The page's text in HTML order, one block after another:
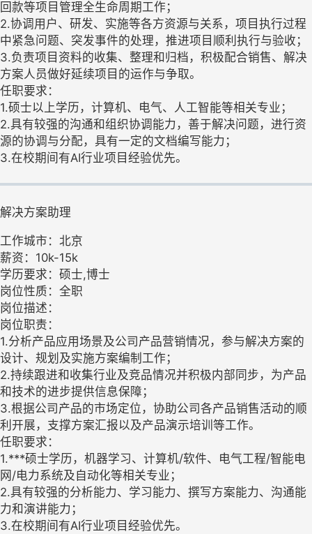
回款等项目管理全生命周期工作；
2.协调用户、研发、实施等各方资源与关系，项目执行过程
中紧急问题、突发事件的处理，推进项目顺利执行与验收；
3.负责项目资料的收集、整理和归档，积极配合销售、解决
方案人员做好延续项目的运作与争取。
任职要求：
1.硕士以上学历，计算机、电气、人工智能等相关专业；
2.具有较强的沟通和组织协调能力，善于解决问题，进行资
源的协调与分配，具有一定的文档编写能力；
3.在校期间有AI行业项目经验优先。
解决方案助理
工作城市：北京
薪资：10k-15k
学历要求：硕士,博士
岗位性质：全职
岗位描述：
岗位职责：
1.分析产品应用场景及公司产品营销情况，参与解决方案的
设计、规划及实施方案编制工作；
2.持续跟进和收集行业及竞品情况并积极内部同步，为产品
和技术的进步提供信息保障；
3.根据公司产品的市场定位，协助公司各产品销售活动的顺
利开展，支撑方案汇报以及产品演示培训等工作。
任职要求：
1.***硕士学历，机器学习、计算机/软件、电气工程/智能电
网/电力系统及自动化等相关专业；
2.具有较强的分析能力、学习能力、撰写方案能力、沟通能
力和演讲能力；
3.在校期间有AI行业项目经验优先。